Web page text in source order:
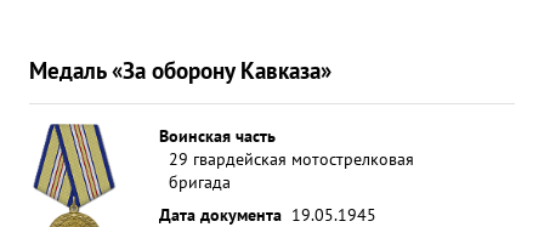
Медаль «За оборону Кавказа»
Воинская часть
29 гвардейская мотострелковая
бригада
Дата документа 19.05.1945